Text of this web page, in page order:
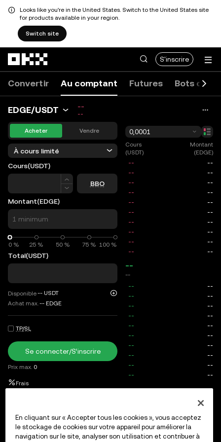
Looks like you're in the United States. Switch to the United States site
for products available in your region.
Switch site
S'inscrire
Convertir Au comptant Futures Bots de
EDGE/USDT --
--
Acheter Vendre
À cours limité
Cours(USDT)
Cours
BBO
Montant(EDGE)
0 % 25 % 50 % 75 % 100 %
0 %
Total(USDT)
Disponible-- USDT
Achat max.-- EDGE
TP/SL
Se connecter/S’inscrire
Prix max. 0
Frais
0,0001
Cours
(USDT)
Montant
(EDGE)
--
--
En cliquant sur « Accepter tous les cookies », vous acceptez
le stockage de cookies sur votre appareil pour améliorer la
navigation sur le site, analyser son utilisation et contribuer à